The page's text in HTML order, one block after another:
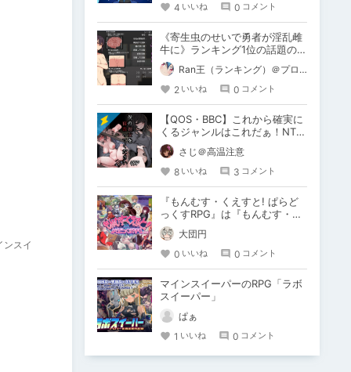
スイ
4 いいね 0 コメント
《寄生虫のせいで勇者が淫乱雌
牛に》ランキング1位の話題の新
作 リーゼと試練の街 レビュ
ー
Ran王（ランキング）＠プロステートチップ自作研究者
2 いいね 0 コメント
【QOS・BBC】これから確実に
くるジャンルはこれだぁ！NTR
からの派生！
さじ＠高温注意
8 いいね 3 コメント
『もんむす・くえすと! ぱらど
っくすRPG』は『もんむす・く
えすと!』を知らなくても楽しめ
るのか大団円
0 いいね 0 コメント
マインスイーパーのRPG「ラボ
スイーパー」
ぱぁ
1 いいね 0 コメント